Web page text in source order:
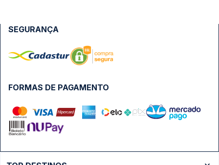
FORMAS DE PAGAMENTO
SEGURANÇA